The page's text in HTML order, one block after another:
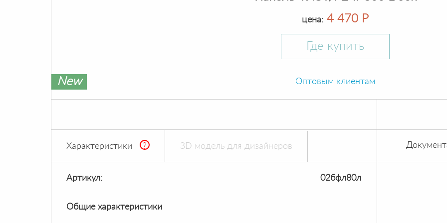
цена: 4 470 Р
Где купить
New Оптовым клиентам
Характеристики ? ЗD модель для дизайнеров
Артикул: 02бфл80л
Общие характеристики